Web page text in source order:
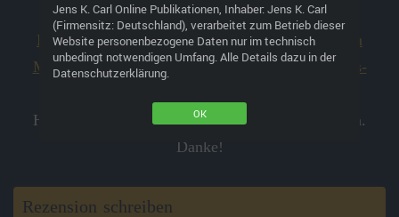
Hier kannst du den Morgelwaldkurier
abonnieren.
Danke!
Rezension schreiben
Jens K. Carl Online Publikationen, Inhaber: Jens K. Carl
(Firmensitz: Deutschland), verarbeitet zum Betrieb dieser
Website personenbezogene Daten nur im technisch
unbedingt notwendigen Umfang. Alle Details dazu in der
Datenschutzerklärung.
OK